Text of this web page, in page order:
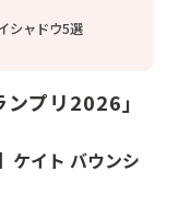
シャドウ5選
プリ2026」
ケイト バウンシ